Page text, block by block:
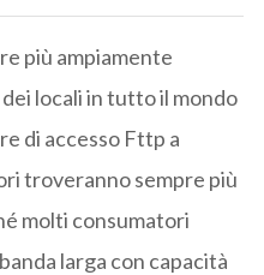
più ampiamente
locali in tutto il mondo
di accesso Fttp a
troveranno sempre più
molti consumatori
larga con capacità